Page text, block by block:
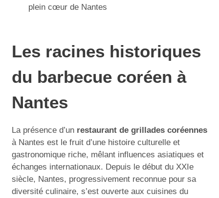
plein cœur de Nantes
Les racines historiques
du barbecue coréen à
Nantes
La présence d’un restaurant de grillades coréennes
à Nantes est le fruit d’une histoire culturelle et
gastronomique riche, mêlant influences asiatiques et
échanges internationaux. Depuis le début du XXIe
siècle, Nantes, progressivement reconnue pour sa
diversité culinaire, s’est ouverte aux cuisines du